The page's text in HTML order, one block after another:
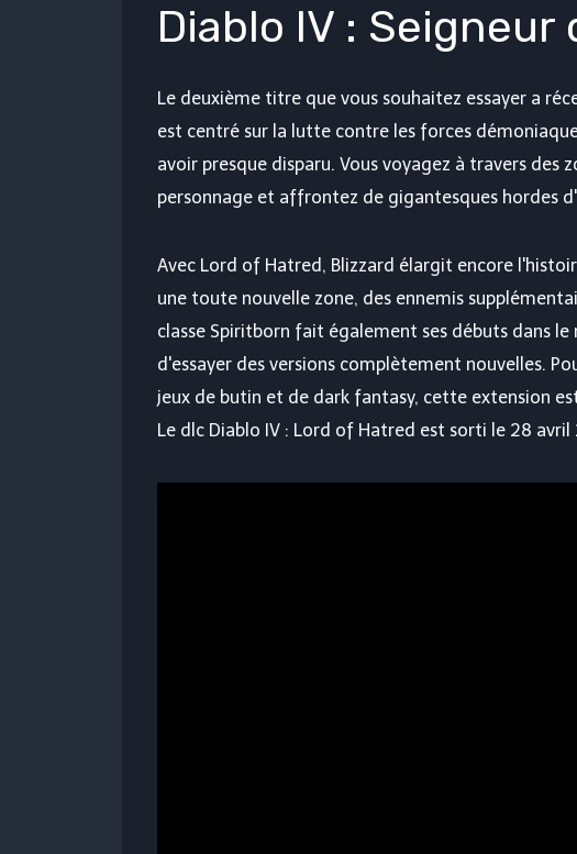
Diablo IV : Seigneur
Le deuxième titre que vous souhaitez essayer a
est centré sur la lutte contre les forces
avoir presque disparu. Vous voyagez à travers des
personnage et affrontez de gigantesques hordes
Avec Lord of Hatred, Blizzard élargit encore
une toute nouvelle zone, des ennemis
classe Spiritborn fait également ses débuts dans
d'essayer des versions complètement nouvelles.
jeux de butin et de dark fantasy, cette extension
Le dlc Diablo IV : Lord of Hatred est sorti le 28